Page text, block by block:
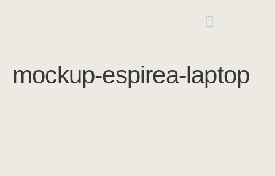
mockup-espirea-laptop